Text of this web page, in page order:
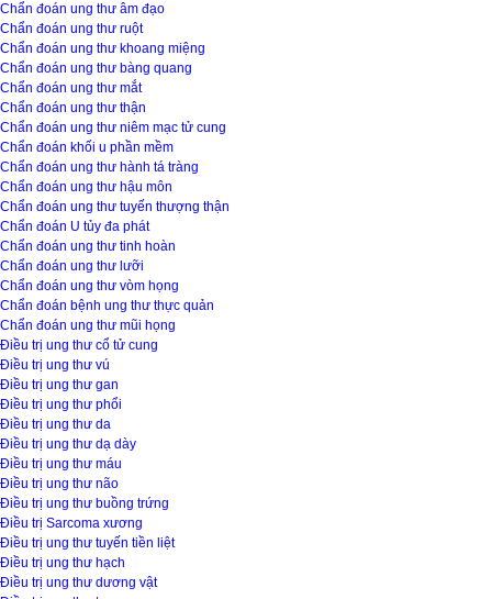
Chẩn đoán ung thư âm đạo
Chẩn đoán ung thư ruột
Chẩn đoán ung thư khoang miệng
Chẩn đoán ung thư bàng quang
Chẩn đoán ung thư mắt
Chẩn đoán ung thư thận
Chẩn đoán ung thư niêm mạc tử cung
Chẩn đoán khối u phần mềm
Chẩn đoán ung thư hành tá tràng
Chẩn đoán ung thư hậu môn
Chẩn đoán ung thư tuyến thượng thận
Chẩn đoán U tủy đa phát
Chẩn đoán ung thư tinh hoàn
Chẩn đoán ung thư lưỡi
Chẩn đoán ung thư vòm họng
Chẩn đoán bệnh ung thư thực quản
Chẩn đoán ung thư mũi họng
Điều trị ung thư cổ tử cung
Điều trị ung thư vú
Điều trị ung thư gan
Điều trị ung thư phổi
Điều trị ung thư da
Điều trị ung thư dạ dày
Điều trị ung thư máu
Điều trị ung thư não
Điều trị ung thư buồng trứng
Điều trị Sarcoma xương
Điều trị ung thư tuyến tiền liệt
Điều trị ung thư hạch
Điều trị ung thư dương vật